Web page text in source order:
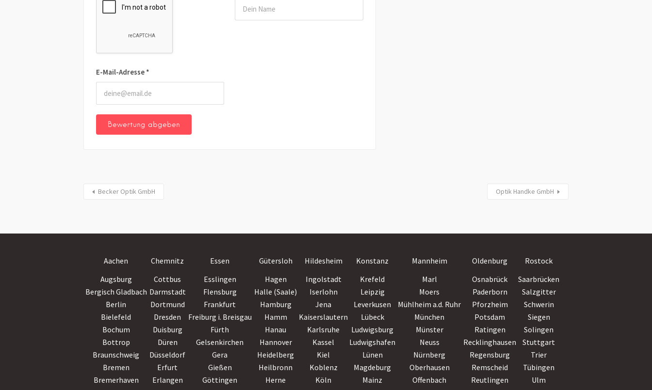
E-Mail-Adresse *
Becker Optik GmbH Optik Handke GmbH
Aachen Chemnitz Essen Gütersloh Hildesheim Konstanz Mannheim Oldenburg Rostock
Augsburg
Cottbus Esslingen Hagen Ingolstadt Krefeld Marl Osnabrück Saarbrücken
Bergisch Gladbach Darmstadt Flensburg Halle (Saale) Iserlohn Leipzig Moers Paderborn Salzgitter
Berlin
Dortmund Frankfurt Hamburg Jena Leverkusen Mühlheim a.d. Ruhr Pforzheim Schwerin
Bielefeld
Dresden Freiburg i. Breisgau Hamm Kaiserslautern Lübeck München Potsdam Siegen
Bochum
Duisburg Fürth Hanau Karlsruhe Ludwigsburg Münster Ratingen Solingen
Bottrop
Düren Gelsenkirchen Hannover Kassel Ludwigshafen Neuss Recklinghausen Stuttgart
Braunschweig
Düsseldorf Gera Heidelberg Kiel Lünen Nürnberg Regensburg Trier
Bremen
Erfurt Gießen Heilbronn Koblenz Magdeburg Oberhausen Remscheid
Tübingen
Bremerhaven
Erlangen Göttingen Herne Köln Mainz Offenbach Reutlingen Ulm